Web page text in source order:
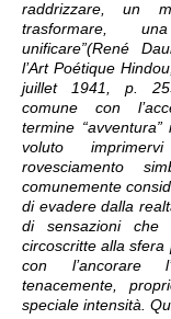
raddrizzare, un
trasformare,
unificare”(René
l’Art Poétique
juillet 1941, p.
comune con
termine
voluto
rovesciamento
comunemente
di evadere dalla
di sensazioni che
circoscritte alla sfera
con l’ancorare
tenacemente,
speciale intensità.